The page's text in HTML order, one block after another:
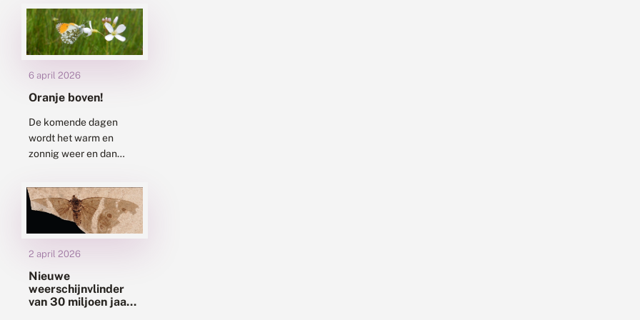
deze typisch Friese
vlinder overal
tegenkomen in onze
bloemrijke weilanden....
6 april 2026
Oranje boven!
De komende dagen
wordt het warm en
zonnig weer en dan
actief worden. Als je
naar buiten gaat, kun je
onder...
2 april 2026
Nieuwe
weerschijnvlinder
van 30 miljoen jaar